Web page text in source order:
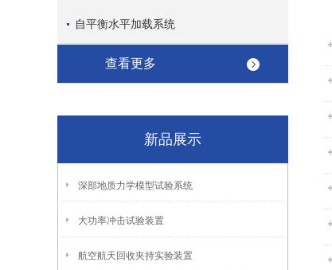
自平衡水平加载系统
查看更多
新品展示
深部地质力学模型试验系统
大功率冲击试验装置
航空航天回收夹持实验装置